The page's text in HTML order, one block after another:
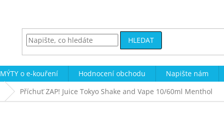
HLEDAT
MÝTY o e-kouření Hodnocení obchodu Napište nám
Příchuť ZAP! Juice Tokyo Shake and Vape 10/60ml Menthol